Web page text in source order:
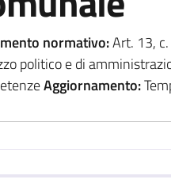
normativo:Art. 13,
politico e di
Aggiornamento: